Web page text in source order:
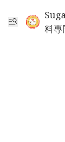
料專